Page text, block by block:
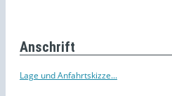
Anschrift
Lage und Anfahrtskizze...